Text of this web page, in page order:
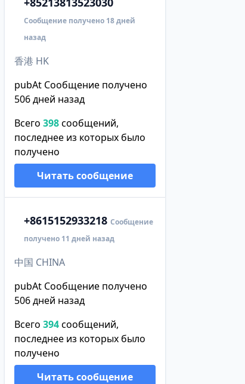
Сообщение получено 18 дней
назад
香港 HK
pubAt Сообщение получено
506 дней назад
Всего 398сообщений,
последнее из которых было
получено
Читать сообщение
+8615152933218 Сообщение
получено 11 дней назад
中国 CHINA
pubAt Сообщение получено
506 дней назад
Всего 394сообщений,
последнее из которых было
получено
Читать сообщение